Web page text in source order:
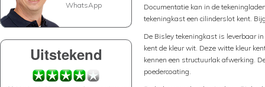
WhatsApp
Uitstekend
Documentatie kan in de
tekeningkast een cilinderslot kent.
De Bisley tekeningkast is leverbaar
kent de kleur wit. Deze witte kleur
kennen een structuurlak afwerking.
poedercoating.